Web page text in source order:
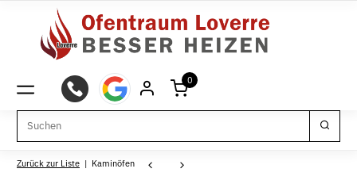
0
Zurück zur Liste Kaminöfen